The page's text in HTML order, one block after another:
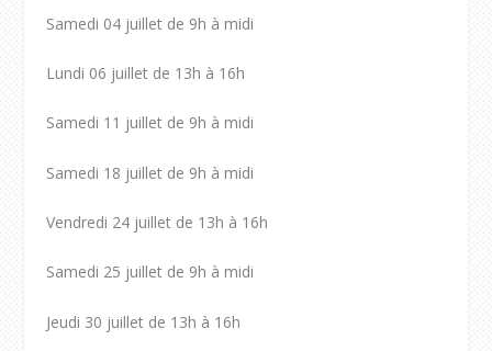
Samedi 04 juillet de 9h à midi
Lundi 06 juillet de 13h à 16h
Samedi 11 juillet de 9h à midi
Samedi 18 juillet de 9h à midi
Vendredi 24 juillet de 13h à 16h
Samedi 25 juillet de 9h à midi
Jeudi 30 juillet de 13h à 16h